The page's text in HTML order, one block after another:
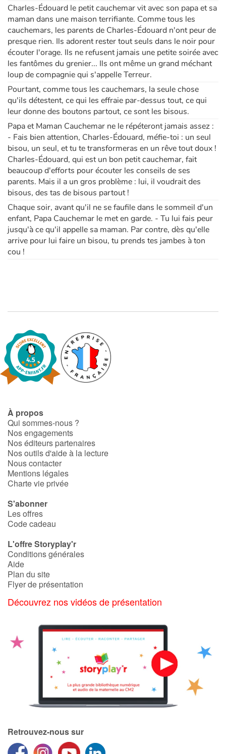
Apprendre les langues
Dyslexie, troubles de la lecture
Nos listes de lecture
Les plus lus
Coups de coeur
Charles-Édouard le petit cauchemar vit avec son papa et sa
maman dans une maison terrifiante. Comme tous les
cauchemars, les parents de Charles-Édouard n'ont peur de
presque rien. Ils adorent rester tout seuls dans le noir pour
écouter l'orage. Ils ne refusent jamais une petite soirée avec
les fantômes du grenier... Ils ont même un grand méchant
loup de compagnie qui s'appelle Terreur.
Pourtant, comme tous les cauchemars, la seule chose
qu'ils détestent, ce qui les effraie par-dessus tout, ce qui
leur donne des boutons partout, ce sont les bisous.
Papa et Maman Cauchemar ne le répéteront jamais assez :
- Fais bien attention, Charles-Édouard, méfie-toi : un seul
bisou, un seul, et tu te transformeras en un rêve tout doux !
Charles-Édouard, qui est un bon petit cauchemar, fait
beaucoup d'efforts pour écouter les conseils de ses
parents. Mais il a un gros problème : lui, il voudrait des
bisous, des tas de bisous partout !
Chaque soir, avant qu'il ne se faufile dans le sommeil d'un
enfant, Papa Cauchemar le met en garde. - Tu lui fais peur
jusqu'à ce qu'il appelle sa maman. Par contre, dès qu'elle
arrive pour lui faire un bisou, tu prends tes jambes à ton
cou !
À propos
Qui sommes-nous ?
Nos engagements
Nos éditeurs partenaires
Nos outils d'aide à la lecture
Nous contacter
Mentions légales
Charte vie privée
S'abonner
Les offres
Code cadeau
L'offre Storyplay'r
Conditions générales
Aide
Plan du site
Flyer de présentation
Découvrez nos vidéos de présentation
Retrouvez-nous sur